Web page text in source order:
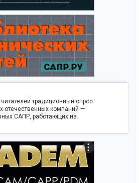
традиционный опрос
отечественных компаний —
САПР, работающих на